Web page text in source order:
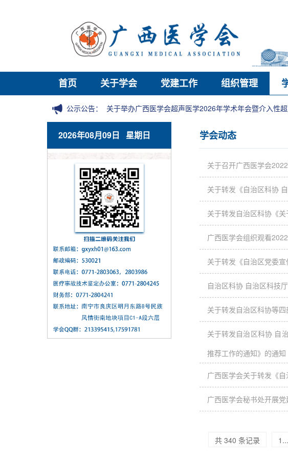
首页 关于学会 党建工作 组织管理
公示公告： 关于举办广西医学会超声医学2026年学术年会暨介入性
2026年08月09日 星期日 学会动态
关于召开广西医学会
关于转发《自治区科协
关于转发自治区科协《
广西医学会组织观看
关于转发《自治区党委
自治区科协 自治区科技
关于转发自治区科协等
关于转发自治区科协 自
推荐工作的通知》的通知
广西医学会关于转发《
广西医学会秘书处开展
共 340 条记录 1...